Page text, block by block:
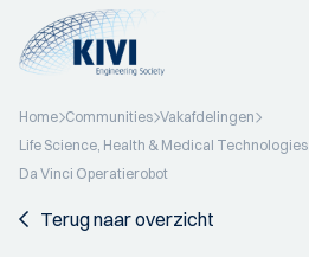
Home Communities Vakafdelingen
Life Science, Health & Medical Technologies
Da Vinci Operatierobot
Terug naar overzicht